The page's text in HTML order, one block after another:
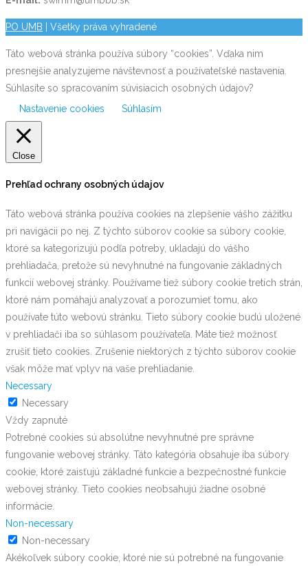
PO UMB | Všetky práva vyhradené
Táto webová stránka používa súbory “cookies”. Vďaka nim
presnejšie analyzujeme návštevnosť a používateľské nastavenia.
Súhlasíte so spracovaním súvisiacich osobných údajov?
Nastavenie cookies
Súhlasím
Close
Prehľad ochrany osobných údajov
Táto webová stránka používa cookies na zlepšenie vášho zážitku
pri navigácii po nej. Z týchto súborov cookie sa súbory cookie,
ktoré sa kategorizujú podľa potreby, ukladajú do vášho
prehliadača, pretože sú nevyhnutné na fungovanie základných
funkcií webovej stránky. Používame tiež súbory cookie tretích strán,
ktoré nám pomáhajú analyzovať a porozumieť tomu, ako
používate túto webovú stránku. Tieto súbory cookie budú uložené
v prehliadači iba so súhlasom používateľa. Máte tiež možnosť
zrušiť tieto cookies. Zrušenie niektorých z týchto súborov cookie
však môže mať vplyv na vaše prehliadanie.
Necessary
Necessary
Vždy zapnuté
Potrebné cookies sú absolútne nevyhnutné pre správne
fungovanie webovej stránky. Táto kategória obsahuje iba súbory
cookie, ktoré zaisťujú základné funkcie a bezpečnostné funkcie
webovej stránky. Tieto cookies neobsahujú žiadne osobné
informácie.
Non-necessary
Non-necessary
Akékoľvek súbory cookie, ktoré nie sú potrebné na fungovanie